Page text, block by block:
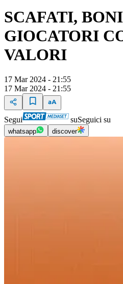
SCAFATI,
GIOCATORI
VALORI
17 Mar 2024 - 21:55
17 Mar 2024 - 21:55
Segui suSeguici su
whatsapp discover